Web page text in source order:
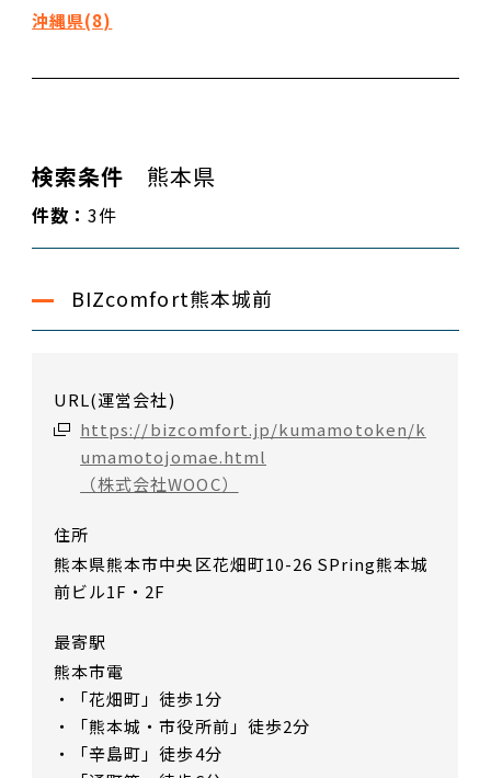
沖縄県(8)
検索条件 熊本県
件数：3件
BIZcomfort熊本城前
URL(運営会社)
https://bizcomfort.jp/kumamotoken/k
umamotojomae.html
（株式会社WOOC）
住所
熊本県熊本市中央区花畑町10-26 SPring熊本城
前ビル1F・2F
最寄駅
熊本市電
・「花畑町」徒歩1分
・「熊本城・市役所前」徒歩2分
・「辛島町」徒歩4分